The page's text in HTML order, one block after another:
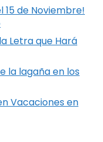
15 de Noviembre!
Letra que Hará
la lagaña en los
Vacaciones en